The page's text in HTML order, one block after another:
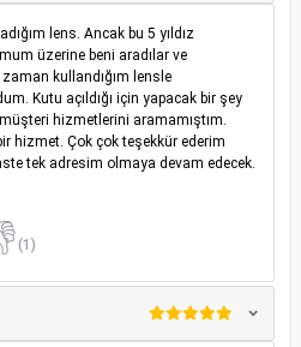
lens. Ancak bu 5 yıldız
üzerine beni aradılar ve
kullandığım lensle
Kutu açıldığı için yapacak bir şey
hizmetlerini aramamıştım.
hizmet. Çok çok teşekkür ederim
tek adresim olmaya devam edecek.
(1)